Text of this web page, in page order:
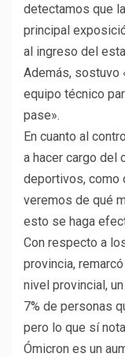
detectamos que
principal
al ingreso del
Además, sostuvo
equipo técnico
pase».
En cuanto al
a hacer cargo del
deportivos, como
veremos de qué
esto se haga
Con respecto a
provincia,
nivel provincial,
7% de personas
pero lo que sí
Ómicron es un